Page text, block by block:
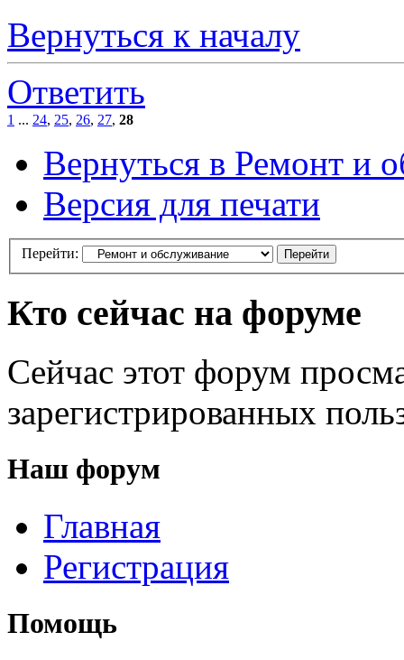
Вернуться к началу
Ответить
1 ... 24, 25, 26, 27, 28
Вернуться в Ремонт и
Версия для печати
Перейти:
Кто сейчас на форуме
Сейчас этот форум
зарегистрированных
Наш форум
Главная
Регистрация
Помощь